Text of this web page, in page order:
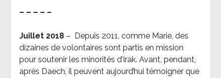
– – – – –
Juillet 2018 –
Depuis 2011, comme Marie, des
dizaines de volontaires sont partis en mission
pour soutenir les minorités d’Irak. Avant, pendant,
après Daech, il peuvent aujourd’hui témoigner que